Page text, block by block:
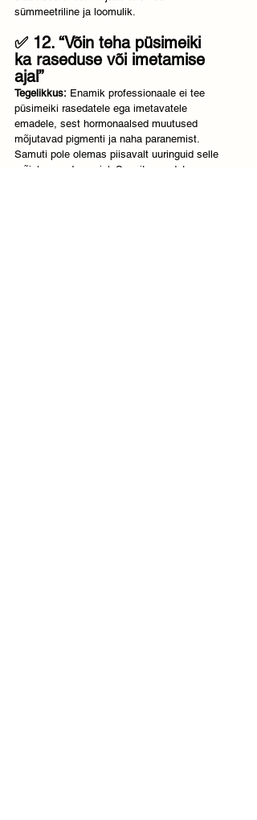
sümmeetriline ja loomulik.
✅ 12. “Võin teha püsimeiki
ka raseduse või imetamise
ajal”
Tegelikkus: Enamik professionaale ei tee
püsimeiki rasedatele ega imetavatele
emadele, sest hormonaalsed muutused
mõjutavad pigmenti ja naha paranemist.
Samuti pole olemas piisavalt uuringuid selle
mõjule raseduse ajal. Soovitan oodata –